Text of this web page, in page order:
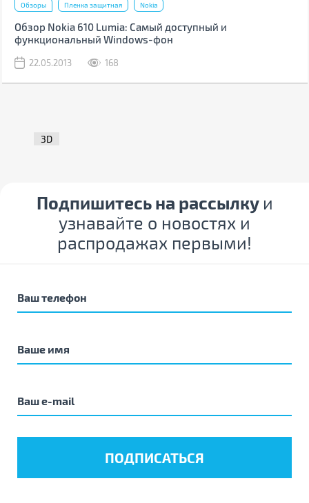
Обзоры Пленка защитная Nokia
Обзор Nokia 610 Lumia: Самый доступный и
функциональный Windows-фон
22.05.2013 168
3D
Подпишитесь на рассылку и
узнавайте о новостях и
распродажах первыми!